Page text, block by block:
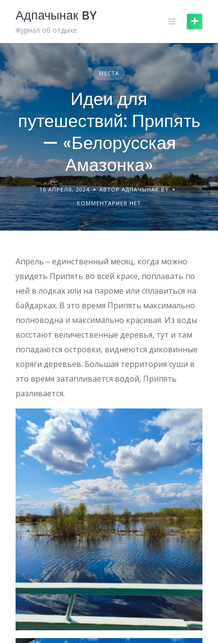
content
Адпачынак BY
Журнал об отдыхе
МЕСТА
Идеи для
путешествий: Припять
— «Белорусская
Амазонка»
16 АПРЕЛЯ, 2024
АВТОР АДПАЧЫНАК BY
КОММЕНТАРИЕВ НЕТ
Апрель – единственный месяц, когда можно
увидеть Припять во всей красе, поплавать по
ней в лодках или на пароме или сплавиться на
байдарках. В это время Припять максимально
полноводна и максимально красивая. Из воды
восстают величественные деревья, тут и там
попадаются островки, виднеются диковинные
коряги деревьев. Большая территория суши в
это время затапливается водой, Припять
разливается.